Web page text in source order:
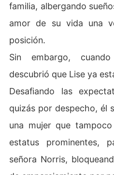
familia, albergando
amor de su vida una
posición.
Sin embargo,
descubrió que Lise ya
Desafiando las
quizás por despecho, él
una mujer que
estatus prominentes,
señora Norris,